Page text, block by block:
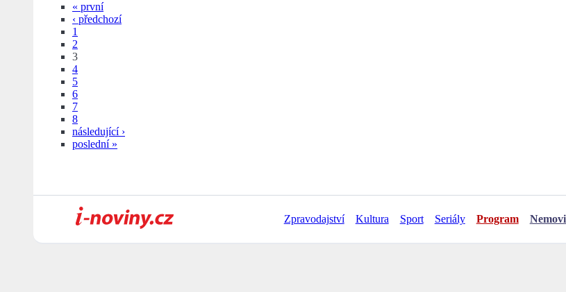
« první
‹ předchozí
1
2
3
4
5
6
7
8
následující ›
poslední »
Zpravodajství Kultura Sport Seriály Program